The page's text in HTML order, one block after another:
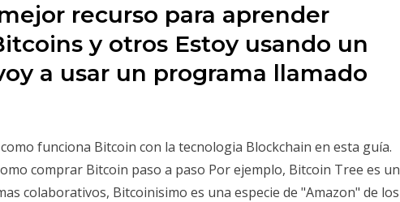
mejor recurso para aprender
y otros Estoy usando un
a usar un programa llamado
funciona Bitcoin con la tecnologia Blockchain en esta guía.
comprar Bitcoin paso a paso Por ejemplo, Bitcoin Tree es un
colaborativos, Bitcoinisimo es una especie de "Amazon" de los